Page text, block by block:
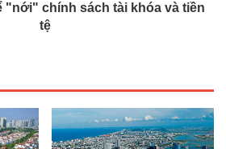
"nới" chính sách tài khóa và tiền
tệ